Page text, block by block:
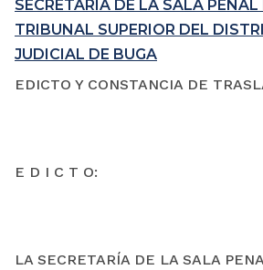
SECRETARÍA DE LA SALA PENAL
TRIBUNAL SUPERIOR DEL
JUDICIAL DE BUGA
EDICTO Y CONSTANCIA DE
E D I C T O:
LA SECRETARÍA DE LA SALA